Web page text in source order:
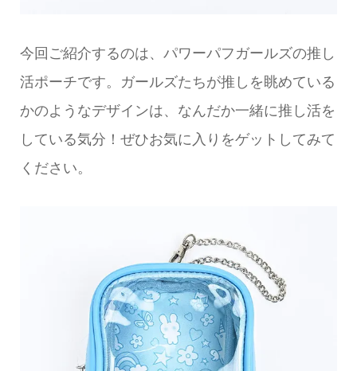
今回ご紹介するのは、パワーパフガールズの推し
活ポーチです。ガールズたちが推しを眺めている
かのようなデザインは、なんだか一緒に推し活を
している気分！ぜひお気に入りをゲットしてみて
ください。